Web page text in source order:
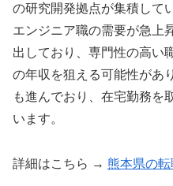
の研究開発拠点が集積して
エンジニア職の需要が急上
出しており、専門性の高い
の年収を狙える可能性があ
も進んでおり、在宅勤務を
います。
詳細はこちら → 熊本県の転